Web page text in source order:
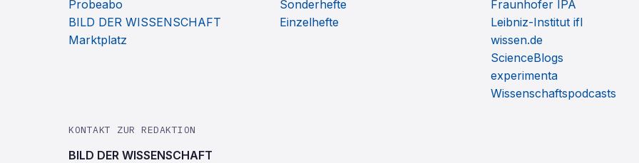
Probeabo
BILD DER WISSENSCHAFT
Marktplatz
Sonderhefte
Einzelhefte
Fraunhofer IPA
Leibniz-Institut ifl
wissen.de
ScienceBlogs
experimenta
Wissenschaftspodcasts
KONTAKT ZUR REDAKTION
BILD DER WISSENSCHAFT